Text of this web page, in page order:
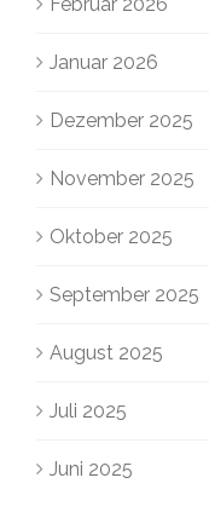
Januar 2026
Dezember 2025
November 2025
Oktober 2025
September 2025
August 2025
Juli 2025
Juni 2025